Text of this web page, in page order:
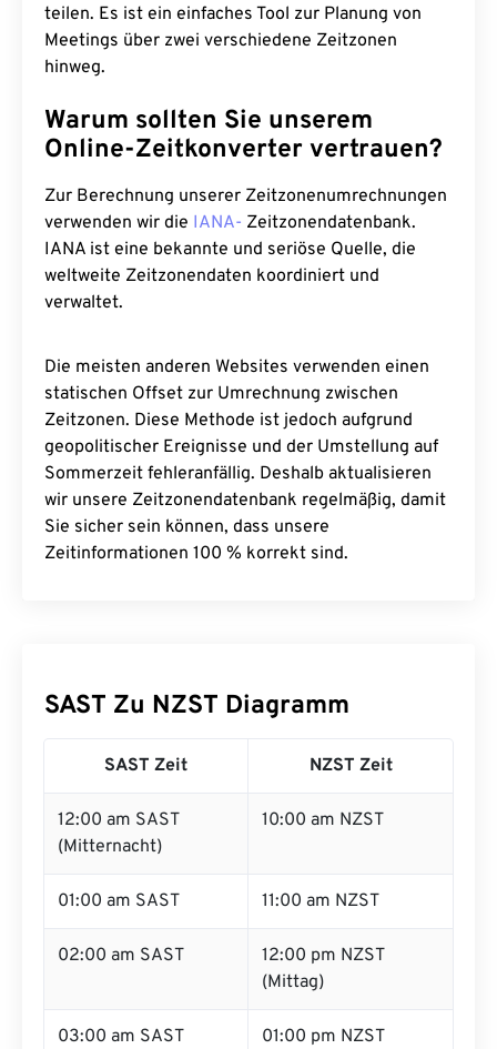
teilen. Es ist ein einfaches Tool zur Planung von
Meetings über zwei verschiedene Zeitzonen
hinweg.
Warum sollten Sie unserem
Online-Zeitkonverter vertrauen?
Zur Berechnung unserer Zeitzonenumrechnungen
verwenden wir die IANA- Zeitzonendatenbank.
IANA ist eine bekannte und seriöse Quelle, die
weltweite Zeitzonendaten koordiniert und
verwaltet.
Die meisten anderen Websites verwenden einen
statischen Offset zur Umrechnung zwischen
Zeitzonen. Diese Methode ist jedoch aufgrund
geopolitischer Ereignisse und der Umstellung auf
Sommerzeit fehleranfällig. Deshalb aktualisieren
wir unsere Zeitzonendatenbank regelmäßig, damit
Sie sicher sein können, dass unsere
Zeitinformationen 100 % korrekt sind.
SAST Zu NZST Diagramm
SAST Zeit NZST Zeit
12:00 am SAST
(Mitternacht)
10:00 am NZST
01:00 am SAST 11:00 am NZST
02:00 am SAST
12:00 pm NZST
(Mittag)
03:00 am SAST 01:00 pm NZST